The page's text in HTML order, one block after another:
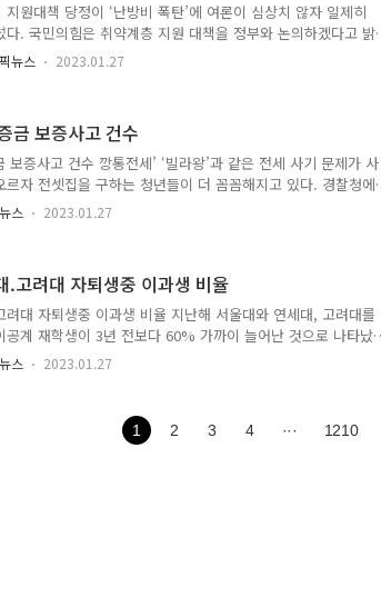
원대책 당정이 ‘난방비 폭탄’에 여론이 심상치 않자 일제히
다. 국민의힘은 취약계층 지원 대책을 정부와 논의하겠다고 밝
산업통상자원부는 각각 기자회견을 열고 취약계층 대상 가스요
대책을 발표했다. 당정은 문재인 정부에서 가스요금을 올리지
뉴스 2023.01.27
금 보증사고 건수
보증사고 건수 깡통전세’ ‘빌라왕’과 같은 전세 사기 문제가 사
르자 전셋집을 구하는 청년들이 더 꼼꼼해지고 있다. 경찰청에
사건과 유사한 전세 사기를 신고한 피해자 10명 중 7명이 2030
10월 청년 전용 버팀목 대출의 한도가 2억원(임차보증금의
스 2023.01.27
.고려대 자퇴생중 이과생 비율
려대 자퇴생중 이과생 비율 지난해 서울대와 연세대, 고려대를
공계 재학생이 3년 전보다 60% 가까이 늘어난 것으로 나타났
호 현상이 심화하면서 대학 입학 후 재수를 위해, 또는 반수를
하는 학생이 늘어났기 때문으로 분석된다. 상위권 대학의 일부
대로 SKY이공계 "중도탈락 3년만에 60% 급증
스 2023.01.27
1 2 3 4 ··· 1210